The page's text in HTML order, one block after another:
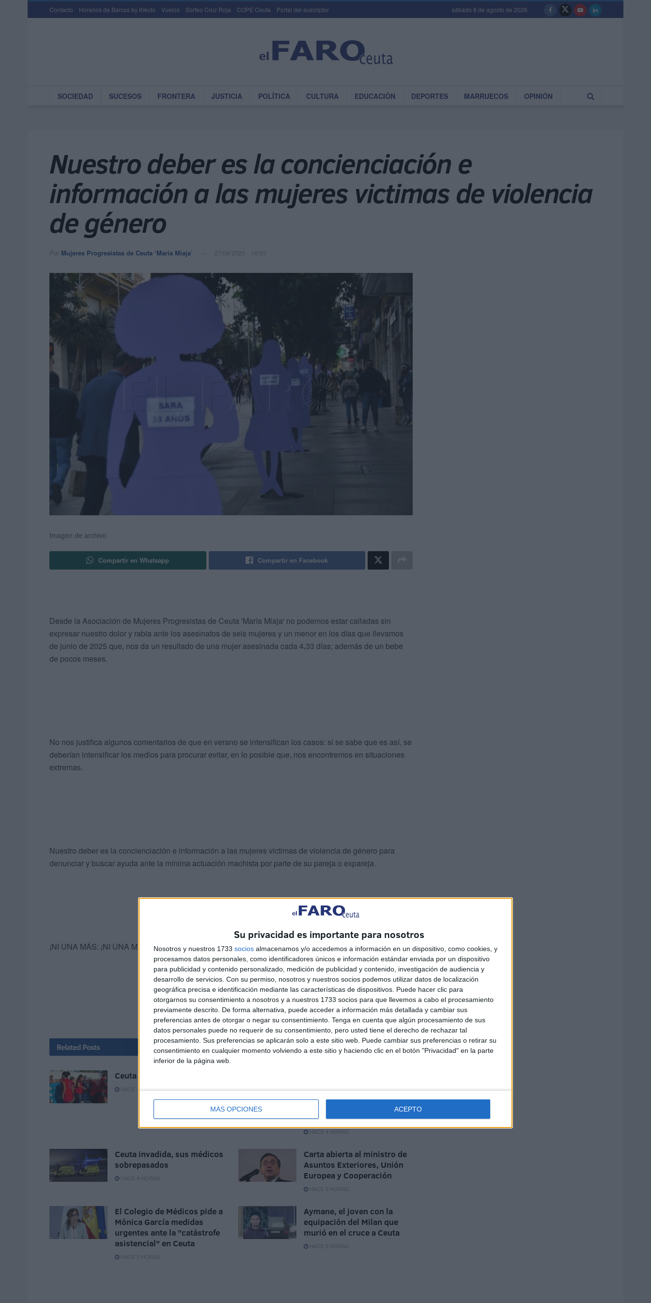
Su privacidad es importante para nosotros
Nosotros y nuestros 1733 socios almacenamos y/o accedemos a información en un dispositivo, como cookies, y
procesamos datos personales, como identificadores únicos e información estándar enviada por un dispositivo
para publicidad y contenido personalizado, medición de publicidad y contenido, investigación de audiencia y
desarrollo de servicios. Con su permiso, nosotros y nuestros socios podemos utilizar datos de localización
geográfica precisa e identificación mediante las características de dispositivos. Puede hacer clic para
otorgarnos su consentimiento a nosotros y a nuestros 1733 socios para que llevemos a cabo el procesamiento
previamente descrito. De forma alternativa, puede acceder a información más detallada y cambiar sus
preferencias antes de otorgar o negar su consentimiento. Tenga en cuenta que algún procesamiento de sus
datos personales puede no requerir de su consentimiento, pero usted tiene el derecho de rechazar tal
procesamiento. Sus preferencias se aplicarán solo a este sitio web. Puede cambiar sus preferencias o retirar su
consentimiento en cualquier momento volviendo a este sitio y haciendo clic en el botón "Privacidad" en la parte
inferior de la página web.
MÁS OPCIONES ACEPTO
Contacto Horarios de Barcos by Kikoto Vuelos Sorteo Cruz Roja COPE Ceuta Portal del suscriptor sábado 8 de agosto de 2026
SOCIEDAD SUCESOS FRONTERA JUSTICIA POLÍTICA CULTURA EDUCACIÓN DEPORTES MARRUECOS OPINIÓN
Nuestro deber es la concienciación e
información a las mujeres victimas de violencia
de género
Por Mujeres Progresistas de Ceuta ‘María Miaja’ 27/06/2025 - 16:07
Imagen de archivo
Compartir en Whatsapp Compartir en Facebook
Desde la Asociación de Mujeres Progresistas de Ceuta 'María Miaja' no podemos estar calladas sin
expresar nuestro dolor y rabia ante los asesinatos de seis mujeres y un menor en los días que llevamos
de junio de 2025 que, nos da un resultado de una mujer asesinada cada 4,33 días; además de un bebe
de pocos meses.
No nos justifica algunos comentarios de que en verano se intensifican los casos: si se sabe que es así, se
deberían intensificar los medios para procurar evitar, en lo posible que, nos encontremos en situaciones
extremas.
Nuestro deber es la concienciación e información a las mujeres victimas de violencia de género para
denunciar y buscar ayuda ante la mínima actuación machista por parte de su pareja o expareja.
¡NI UNA MÁS: ¡NI UNA MENOS!
Related Posts
Ceuta es mucha Ceuta
HACE 3 HORAS
culturas: "Ceuta necesita
unidad, respuestas y más
recursos"
HACE 4 HORAS
Ceuta invadida, sus médicos
sobrepasados
HACE 4 HORAS
Carta abierta al ministro de
Asuntos Exteriores, Unión
Europea y Cooperación
HACE 5 HORAS
El Colegio de Médicos pide a
Mónica García medidas
urgentes ante la "catástrofe
asistencial" en Ceuta
HACE 5 HORAS
Aymane, el joven con la
equipación del Milan que
murió en el cruce a Ceuta
HACE 5 HORAS